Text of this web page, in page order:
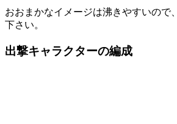
おおまかなイメージは沸きやすいので
下さい。
出撃キャラクターの編成